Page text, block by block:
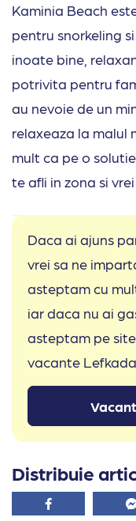
Kaminia Beach
pentru snorkeling
inoate bine,
potrivita pentru
au nevoie de un
relaxeaza la malul
mult ca pe o
te afli in zona si
Daca ai ajuns
vrei sa ne
asteptam cu
iar daca nu ai
asteptam pe
vacante
Distribuie
Facebook